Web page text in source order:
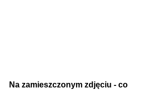
Na zamieszczonym zdjęciu - co